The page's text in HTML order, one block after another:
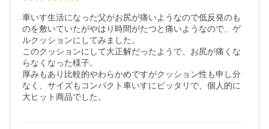
車いす生活になった父がお尻が痛いようなので低反発のも
のを敷いていたがやはり時間がたつと痛いようなので、ゲ
ルクッションにしてみました。
このクッションにして大正解だったようで、お尻が痛くな
らなくなった様子。
厚みもあり比較的やわらかめですがクッション性も申し分
なく、サイズもコンパクト車いすにピッタリで、個人的に
大ヒット商品でした。